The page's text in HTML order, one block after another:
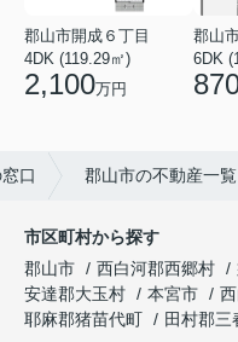
郡山市開成６丁目
4DK (119.29㎡)
2,100万円
6DK
口 郡山市の不動産一覧
市区町村から探す
郡山市
西白河郡西郷村
安達郡大玉村
本宮市
耶麻郡猪苗代町
田村郡三